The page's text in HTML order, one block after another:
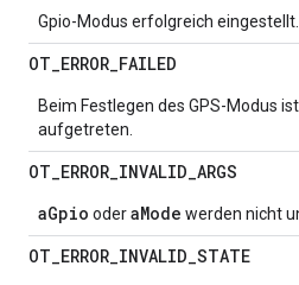
Gpio-Modus erfolgreich eingestellt.
OT_ERROR_FAILED
Beim Festlegen des GPS-Modus
aufgetreten.
OT_ERROR_INVALID_ARGS
aGpio oderaMode werden nicht
OT_ERROR_INVALID_STATE